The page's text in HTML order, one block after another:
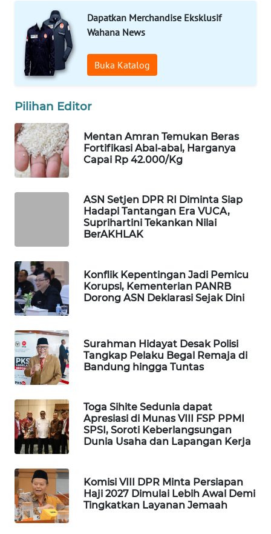
Dapatkan Merchandise Eksklusif
Wahana News
Buka Katalog
Pilihan Editor
Mentan Amran Temukan Beras
Fortifikasi Abal-abal, Harganya
Capai Rp 42.000/Kg
ASN Setjen DPR RI Diminta Siap
Hadapi Tantangan Era VUCA,
Suprihartini Tekankan Nilai
BerAKHLAK
Konflik Kepentingan Jadi Pemicu
Korupsi, Kementerian PANRB
Dorong ASN Deklarasi Sejak Dini
Surahman Hidayat Desak Polisi
Tangkap Pelaku Begal Remaja di
Bandung hingga Tuntas
Toga Sihite Sedunia dapat
Apresiasi di Munas VIII FSP PPMI
SPSI, Soroti Keberlangsungan
Dunia Usaha dan Lapangan Kerja
Komisi VIII DPR Minta Persiapan
Haji 2027 Dimulai Lebih Awal Demi
Tingkatkan Layanan Jemaah
CO ID
WAHANANEWS
NET
WAHANA
SPORT
WAHANA
UMKM
WAHANA
WAHANA
OTOMOTIF
WAHANA
WAHANA
DESA
WISATA
LAPAK
WAHANA
Wahana
Network
KONSUMEN
LISTRIK